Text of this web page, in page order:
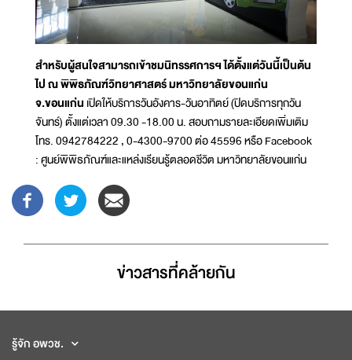
สำหรับผู้สนใจสามารถเข้าชมนิทรรศการฯ ได้ตั้งแต่วันนี้เป็นต้น
ไป ณ พิพิธภัณฑ์วิทยาศาสตร์ มหาวิทยาลัยขอนแก่น
จ.ขอนแก่น เปิดให้บริการวันอังคาร-วันอาทิตย์ (ปิดบริการทุกวัน
จันทร์) ตั้งแต่เวลา 09.30 -18.00 น. สอบถามรายละเอียดเพิ่มเติม
โทร. 0942784222 , 0-4300-9700 ต่อ 45596 หรือ Facebook
: ศูนย์พิพิธภัณฑ์และแหล่งเรียนรู้ตลอดชีวิต มหาวิทยาลัยขอนแก่น
ข่าวสารที่่คล้ายกัน
รู้จัก อพวช.